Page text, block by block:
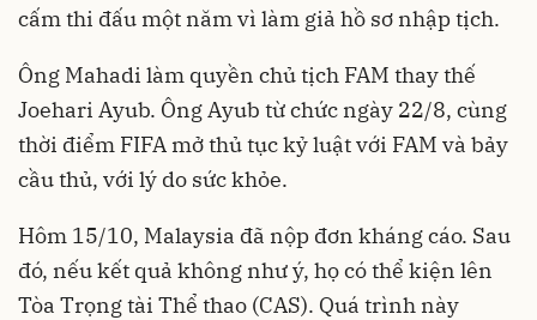
cấm thi đấu một năm vì làm giả hồ sơ nhập tịch.
Ông Mahadi làm quyền chủ tịch FAM thay thế
Joehari Ayub. Ông Ayub từ chức ngày 22/8, cùng
thời điểm FIFA mở thủ tục kỷ luật với FAM và bảy
cầu thủ, với lý do sức khỏe.
Hôm 15/10, Malaysia đã nộp đơn kháng cáo. Sau
đó, nếu kết quả không như ý, họ có thể kiện lên
Tòa Trọng tài Thể thao (CAS). Quá trình này